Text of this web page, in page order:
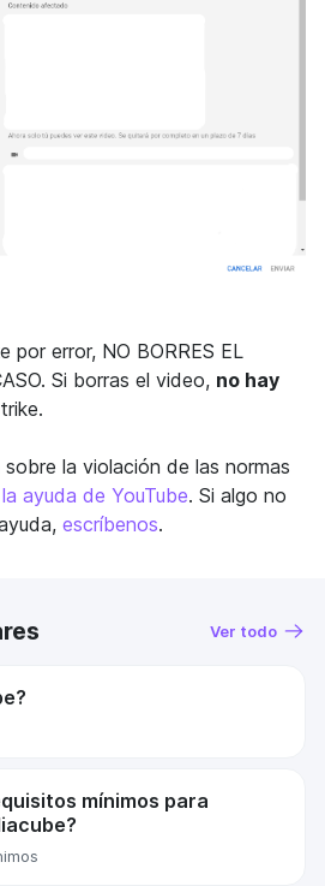
por error, NO BORRES EL
Si borras el video, no hay
la violación de las normas
la ayuda de YouTube. Si algo no
escríbenos.
Ver todo
mínimos para